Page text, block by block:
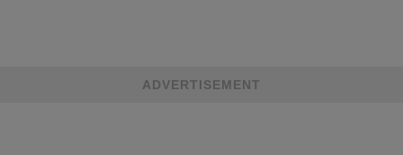
ADVERTISEMENT